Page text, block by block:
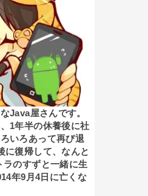
Java屋さんです。
1年半の休養後に社
いろあって再び退
に復帰して、なんと
のすずと一緒に生
年9月4日に亡くな